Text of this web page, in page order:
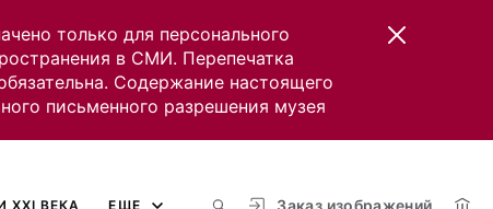
только для персонального
в СМИ. Перепечатка
Содержание настоящего
письменного разрешения музея
Заказ изображений
XXI ВЕКА ЕЩЕ